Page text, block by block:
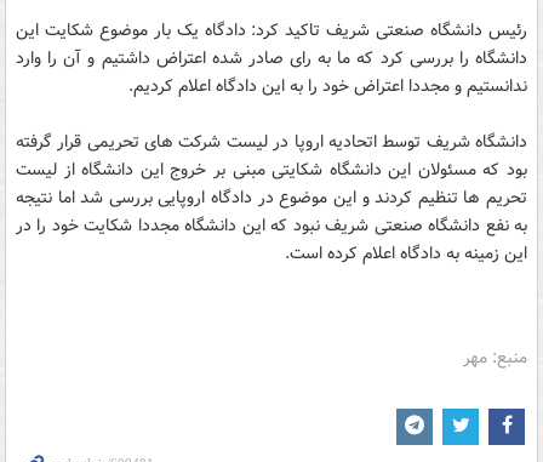
رئیس دانشگاه صنعتی شریف تاکید کرد: دادگاه یک بار موضوع شکایت این
دانشگاه را بررسی کرد که ما به رای صادر شده اعتراض داشتیم و آن را وارد
ندانستیم و مجددا اعتراض خود را به این دادگاه اعلام کردیم.
دانشگاه شریف توسط اتحادیه اروپا در لیست شرکت های تحریمی قرار گرفته
بود که مسئولان این دانشگاه شکایتی مبنی بر خروج این دانشگاه از لیست
تحریم ها تنظیم کردند و این موضوع در دادگاه اروپایی بررسی شد اما نتیجه
به نفع دانشگاه صنعتی شریف نبود که این دانشگاه مجددا شکایت خود را در
این زمینه به دادگاه اعلام کرده است.
منبع: مهر